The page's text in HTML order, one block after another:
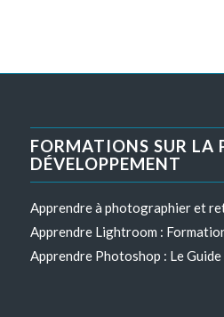
FORMATIONS SUR LA
DÉVELOPPEMENT
Apprendre à photographier et
Apprendre Lightroom :
Apprendre Photoshop : Le